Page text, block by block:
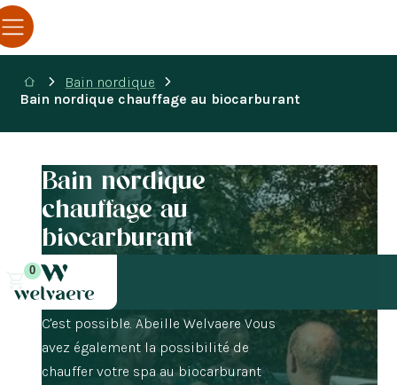
0
Bain nordique
Bain nordique chauffage au biocarburant
Bain nordique
chauffage au
biocarburant
Vous souhaitez chauffer le spa sans
brûler de bois ni utiliser d’électricité ?
C'est possible. Abeille Welvaere Vous
avez également la possibilité de
chauffer votre spa au biocarburant